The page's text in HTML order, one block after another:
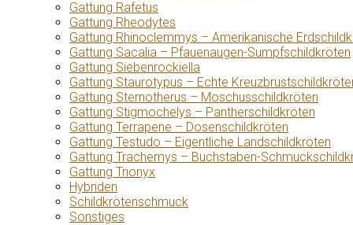
Gattung Rafetus
Gattung Rheodytes
Gattung Rhinoclemmys – Amerikanische
Gattung Sacalia – Pfauenaugen-Sumpfschildkröten
Gattung Siebenrockiella
Gattung Staurotypus – Echte
Gattung Sternotherus – Moschusschildkröten
Gattung Stigmochelys – Pantherschildkröten
Gattung Terrapene – Dosenschildkröten
Gattung Testudo – Eigentliche Landschildkröten
Gattung Trachemys – Buchstaben-
Gattung Trionyx
Hybriden
Schildkrötenschmuck
Sonstiges